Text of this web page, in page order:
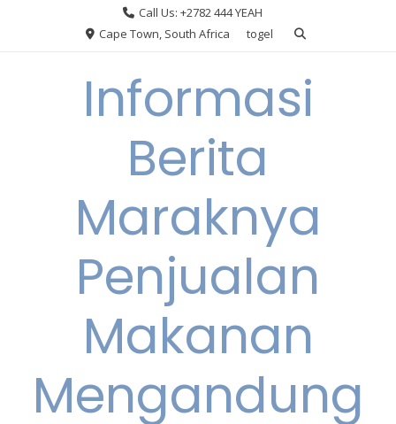
Call Us: +2782 444 YEAH
Cape Town, South Africa
togel
Informasi
Berita
Maraknya
Penjualan
Makanan
Mengandung